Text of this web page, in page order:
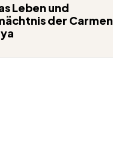
Leben und
der Carmen